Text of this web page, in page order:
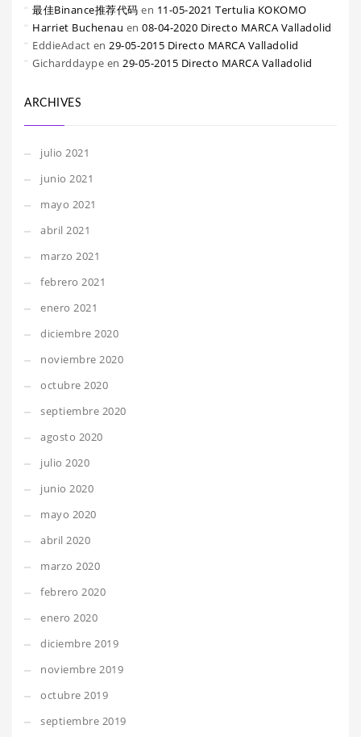
最佳Binance推荐代码 en 11-05-2021 Tertulia KOKOMO
Harriet Buchenau en 08-04-2020 Directo MARCA Valladolid
EddieAdact en 29-05-2015 Directo MARCA Valladolid
Gicharddaype en 29-05-2015 Directo MARCA Valladolid
ARCHIVES
julio 2021
junio 2021
mayo 2021
abril 2021
marzo 2021
febrero 2021
enero 2021
diciembre 2020
noviembre 2020
octubre 2020
septiembre 2020
agosto 2020
julio 2020
junio 2020
mayo 2020
abril 2020
marzo 2020
febrero 2020
enero 2020
diciembre 2019
noviembre 2019
octubre 2019
septiembre 2019